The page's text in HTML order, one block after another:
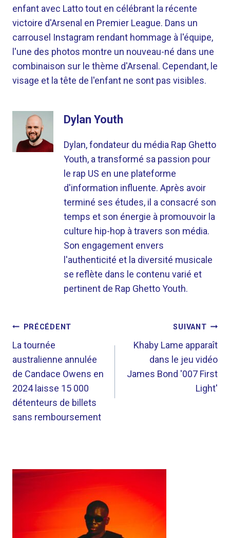
enfant avec Latto tout en célébrant la récente
victoire d'Arsenal en Premier League. Dans un
carrousel Instagram rendant hommage à l'équipe,
l'une des photos montre un nouveau-né dans une
combinaison sur le thème d'Arsenal. Cependant, le
visage et la tête de l'enfant ne sont pas visibles.
Dylan Youth
Dylan, fondateur du média Rap Ghetto
Youth, a transformé sa passion pour
le rap US en une plateforme
d'information influente. Après avoir
terminé ses études, il a consacré son
temps et son énergie à promouvoir la
culture hip-hop à travers son média.
Son engagement envers
l'authenticité et la diversité musicale
se reflète dans le contenu varié et
pertinent de Rap Ghetto Youth.
NAVIGATION
DE
L’ARTICLE
PRÉCÉDENT
La tournée
australienne annulée
de Candace Owens en
2024 laisse 15 000
détenteurs de billets
sans remboursement
SUIVANT
Khaby Lame apparaît
dans le jeu vidéo
James Bond '007 First
Light'